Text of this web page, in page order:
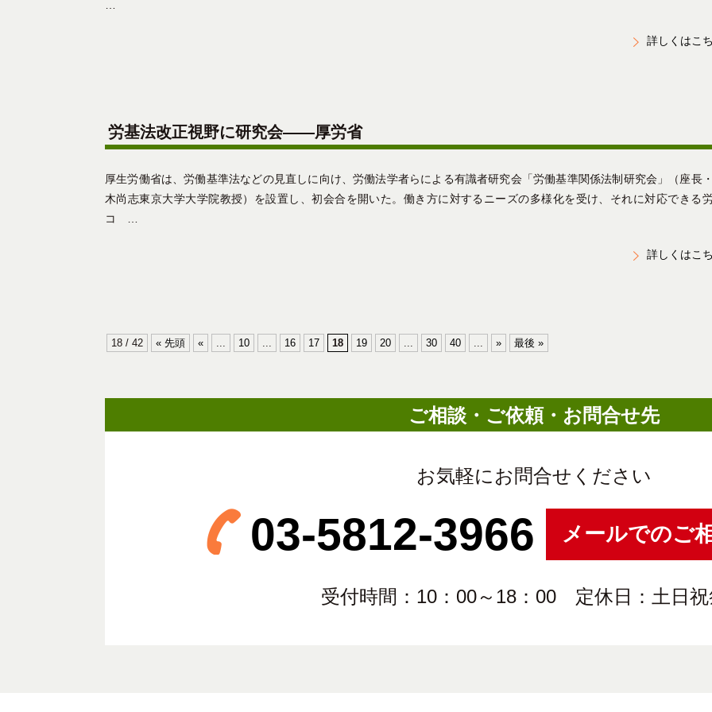
詳しくはこ
労基法改正視野に研究会――厚労省
厚生労働省は、労働基準法などの見直しに向け、労働法学者らによる有識者研究会「労働基準関係法制研究会」（座長
木尚志東京大学大学院教授）を設置し、初会合を開いた。働き方に対するニーズの多様化を受け、それに対応できる
コ …
詳しくはこ
18 / 42 « 先頭 « ... 10 ... 16 17 18 19 20 ... 30 40 ... » 最後 »
ご相談・ご依頼・お問合せ先
お気軽にお問合せください
03-5812-3966 メールでのご
受付時間：10：00～18：00 定休日：土日祝